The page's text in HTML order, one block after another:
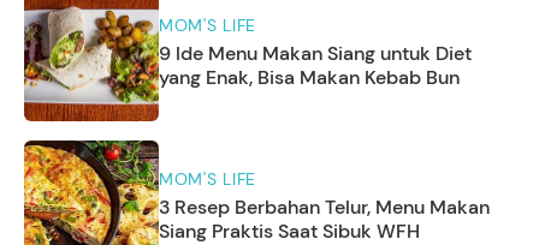
MOM'S LIFE
9 Ide Menu Makan Siang untuk Diet
yang Enak, Bisa Makan Kebab Bun
MOM'S LIFE
3 Resep Berbahan Telur, Menu Makan
Siang Praktis Saat Sibuk WFH